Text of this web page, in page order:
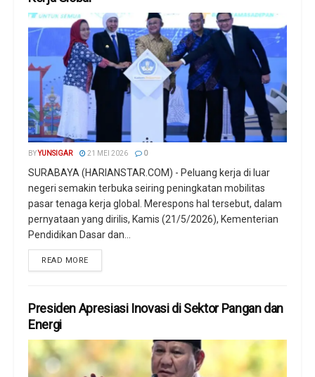
BYYUNSIGAR 21 MEI 2026 0
SURABAYA (HARIANSTAR.COM) - Peluang kerja di luar
negeri semakin terbuka seiring peningkatan mobilitas
pasar tenaga kerja global. Merespons hal tersebut, dalam
pernyataan yang dirilis, Kamis (21/5/2026), Kementerian
Pendidikan Dasar dan...
READ MORE
Presiden Apresiasi Inovasi di Sektor Pangan dan
Energi